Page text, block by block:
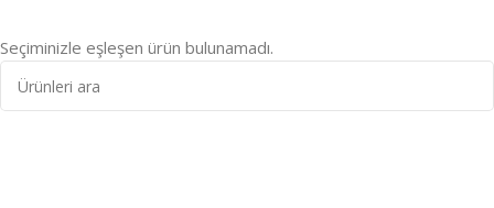
Seçiminizle eşleşen ürün bulunamadı.